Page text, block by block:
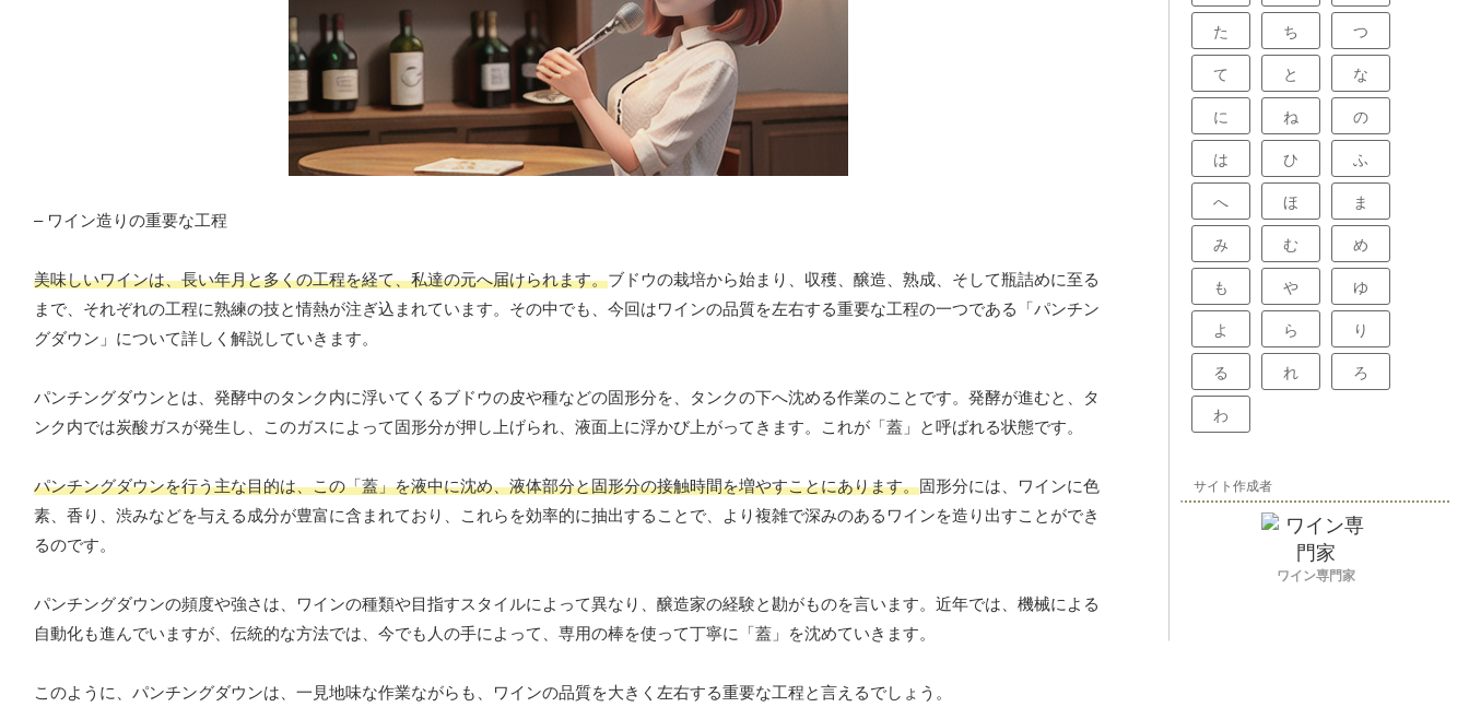
– ワイン造りの重要な工程
美味しいワインは、長い年月と多くの工程を経て、私達の元へ届けられます。ブドウの栽培から始まり、収穫、醸造、熟成、そして瓶詰めに至る
まで、それぞれの工程に熟練の技と情熱が注ぎ込まれています。その中でも、今回はワインの品質を左右する重要な工程の一つである「パンチン
グダウン」について詳しく解説していきます。
パンチングダウンとは、発酵中のタンク内に浮いてくるブドウの皮や種などの固形分を、タンクの下へ沈める作業のことです。発酵が進むと、タ
ンク内では炭酸ガスが発生し、このガスによって固形分が押し上げられ、液面上に浮かび上がってきます。これが「蓋」と呼ばれる状態です。
パンチングダウンを行う主な目的は、この「蓋」を液中に沈め、液体部分と固形分の接触時間を増やすことにあります。固形分には、ワインに色
素、香り、渋みなどを与える成分が豊富に含まれており、これらを効率的に抽出することで、より複雑で深みのあるワインを造り出すことができ
るのです。
パンチングダウンの頻度や強さは、ワインの種類や目指すスタイルによって異なり、醸造家の経験と勘がものを言います。近年では、機械による
自動化も進んでいますが、伝統的な方法では、今でも人の手によって、専用の棒を使って丁寧に「蓋」を沈めていきます。
このように、パンチングダウンは、一見地味な作業ながらも、ワインの品質を大きく左右する重要な工程と言えるでしょう。
た ち つ
て と な
に ね の
は ひ ふ
へ ほ ま
み む め
も や ゆ
よ ら り
る れ ろ
わ
サイト作成者
ワイン専門家